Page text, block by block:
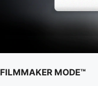
FILMMAKER MODE™